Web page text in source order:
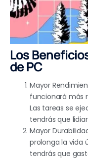
Los
de PC
Mayor
funcionará más
Las tareas se
tendrás que
Mayor
prolonga la vida
tendrás que